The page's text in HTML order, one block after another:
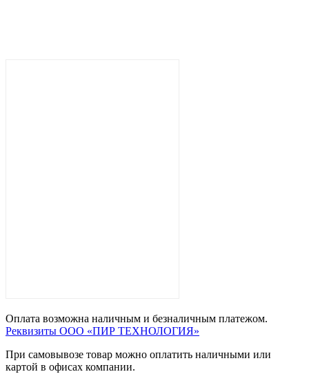
Оплата возможна наличным и безналичным платежом.
Реквизиты ООО «ПИР ТЕХНОЛОГИЯ»
При самовывозе товар можно оплатить наличными или
картой в офисах компании.